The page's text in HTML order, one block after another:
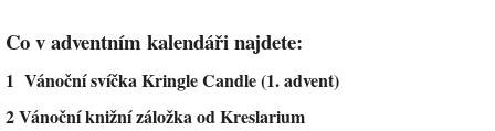
Co v adventním kalendáři najdete:
1 Vánoční svíčka Kringle Candle (1. advent)
2 Vánoční knižní záložka od Kreslarium